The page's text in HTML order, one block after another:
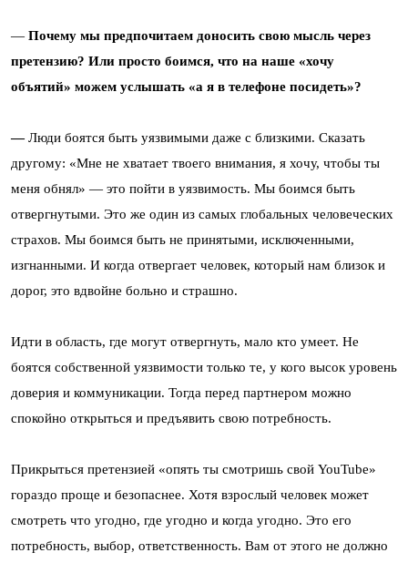
— Почему мы предпочитаем доносить свою мысль через
претензию? Или просто боимся, что на наше «хочу
объятий» можем услышать «а я в телефоне посидеть»?
—Люди боятся быть уязвимыми даже с близкими. Сказать
другому: «Мне не хватает твоего внимания, я хочу, чтобы ты
меня обнял» — это пойти в уязвимость. Мы боимся быть
отвергнутыми. Это же один из самых глобальных человеческих
страхов. Мы боимся быть не принятыми, исключенными,
изгнанными. И когда отвергает человек, который нам близок и
дорог, это вдвойне больно и страшно.
Идти в область, где могут отвергнуть, мало кто умеет. Не
боятся собственной уязвимости только те, у кого высок уровень
доверия и коммуникации. Тогда перед партнером можно
спокойно открыться и предъявить свою потребность.
Прикрыться претензией «опять ты смотришь свой YouTube»
гораздо проще и безопаснее. Хотя взрослый человек может
смотреть что угодно, где угодно и когда угодно. Это его
потребность, выбор, ответственность. Вам от этого не должно